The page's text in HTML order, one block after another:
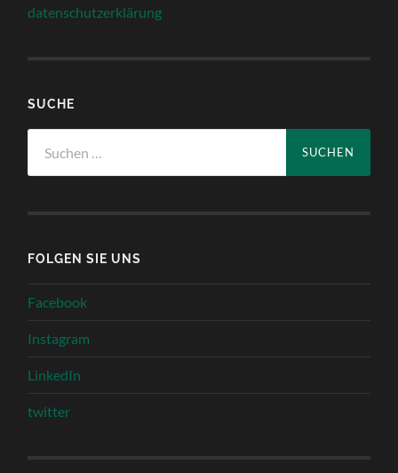
datenschutzerklärung
SUCHE
nach:
FOLGEN SIE UNS
Facebook
Instagram
LinkedIn
twitter